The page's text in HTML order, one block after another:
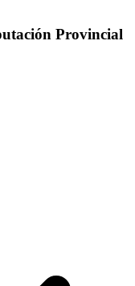
Provincial